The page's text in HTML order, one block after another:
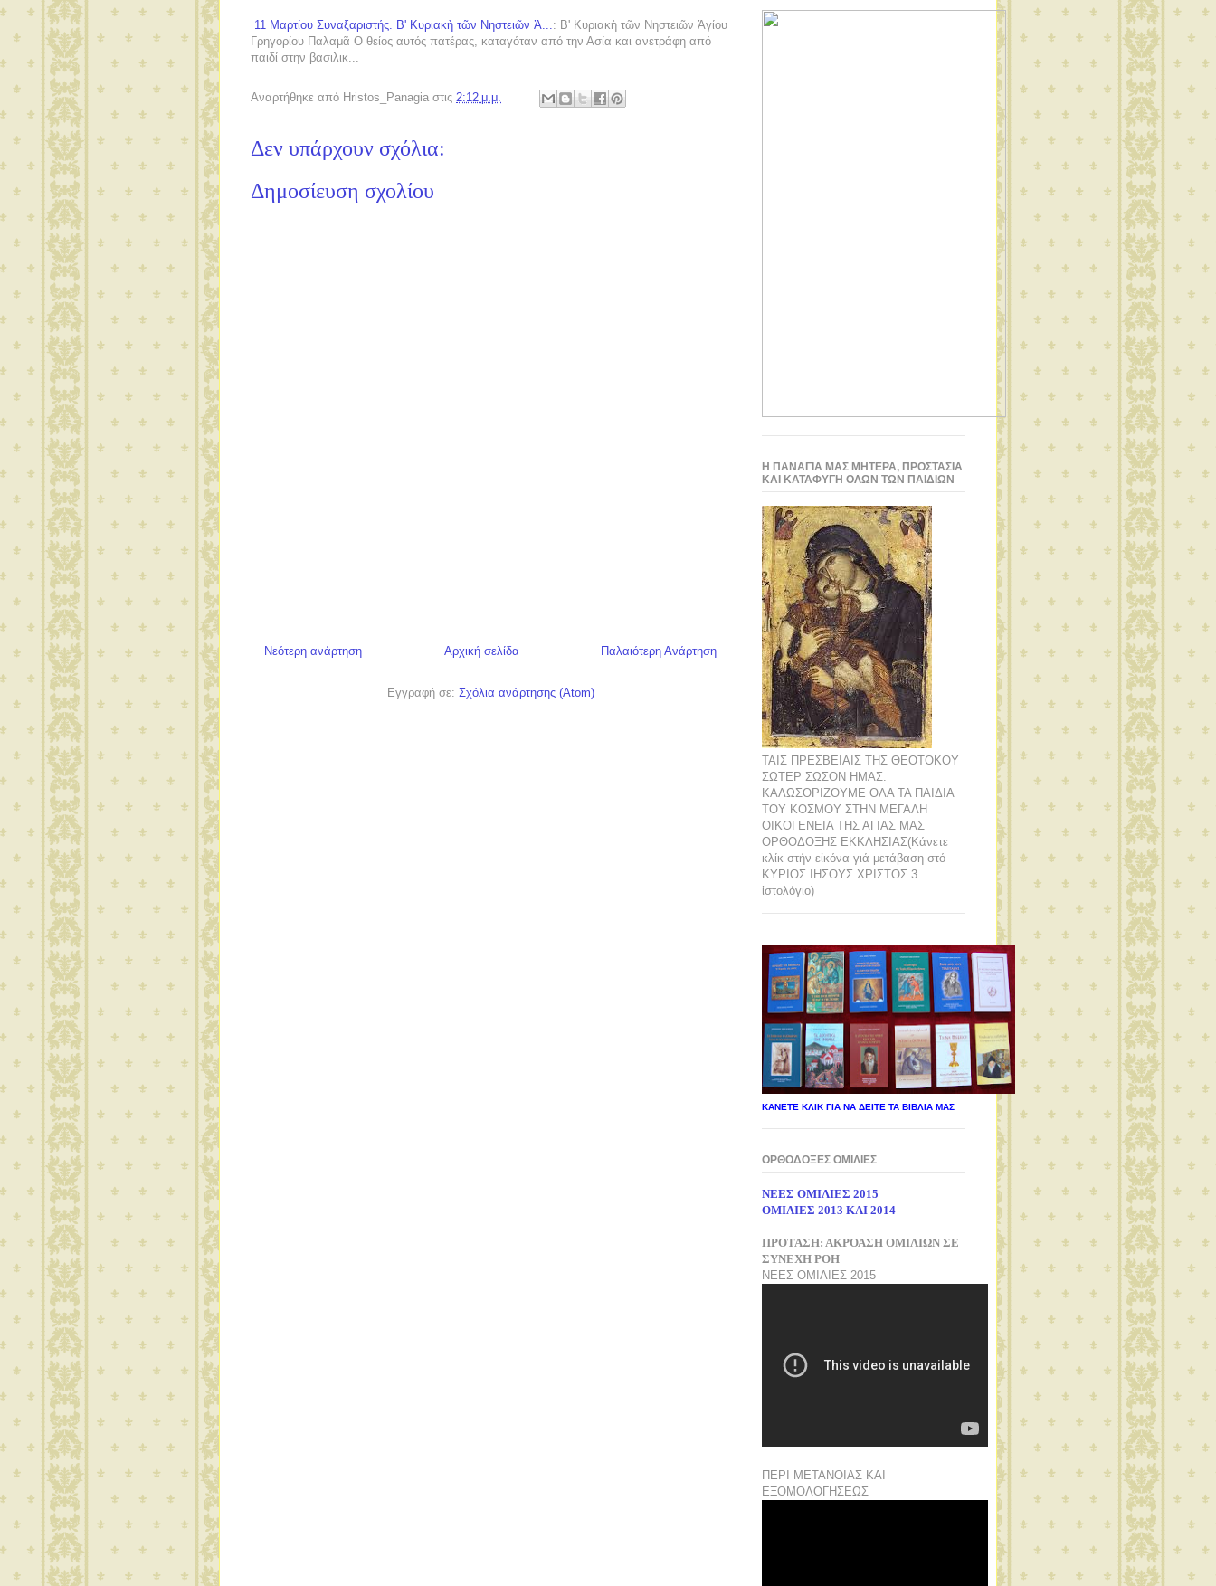
11 Μαρτίου Συναξαριστής. Β' Κυριακὴ τῶν Νηστειῶν Ἁ...: Β' Κυριακὴ τῶν Νηστειῶν Ἁγίου
Γρηγορίου Παλαμᾶ Ο θείος αυτός πατέρας, καταγόταν από την Ασία και ανετράφη από
παιδί στην βασιλικ...
Αναρτήθηκε από Hristos_Panagia στις 2:12 μ.μ.
Δεν υπάρχουν σχόλια:
Δημοσίευση σχολίου
Νεότερη ανάρτηση Παλαιότερη Ανάρτηση
Αρχική σελίδα
Εγγραφή σε: Σχόλια ανάρτησης (Atom)
Η ΠΑΝΑΓΙΑ ΜΑΣ ΜΗΤΕΡΑ, ΠΡΟΣΤΑΣΙΑ
ΚΑΙ ΚΑΤΑΦΥΓΗ ΟΛΩΝ ΤΩΝ ΠΑΙΔΙΩΝ
ΤΑΙΣ ΠΡΕΣΒΕΙΑΙΣ ΤΗΣ ΘΕΟΤΟΚΟΥ
ΣΩΤΕΡ ΣΩΣΟΝ ΗΜΑΣ.
ΚΑΛΩΣΟΡΙΖΟΥΜΕ ΟΛΑ ΤΑ ΠΑΙΔΙΑ
ΤΟΥ ΚΟΣΜΟΥ ΣΤΗΝ ΜΕΓΑΛΗ
ΟΙΚΟΓΕΝΕΙΑ ΤΗΣ ΑΓΙΑΣ ΜΑΣ
ΟΡΘΟΔΟΞΗΣ ΕΚΚΛΗΣΙΑΣ(Κάνετε
κλίκ στήν εἰκόνα γιά μετάβαση στό
ΚΥΡΙΟΣ ΙΗΣΟΥΣ ΧΡΙΣΤΟΣ 3
ἱστολόγιο)
ΚΑΝΕΤΕ ΚΛΙΚ ΓΙΑ ΝΑ ΔΕΙΤΕ ΤΑ ΒΙΒΛΙΑ ΜΑΣ
ΟΡΘΟΔΟΞΕΣ ΟΜΙΛΙΕΣ
ΝΕΕΣ ΟΜΙΛΙΕΣ 2015
ΟΜΙΛΙΕΣ 2013 ΚΑΙ 2014
ΠΡΟΤΑΣΗ: ΑΚΡΟΑΣΗ ΟΜΙΛΙΩΝ ΣΕ
ΣΥΝΕΧΗ ΡΟΗ
ΝΕΕΣ ΟΜΙΛΙΕΣ 2015
ΠΕΡΙ ΜΕΤΑΝΟΙΑΣ ΚΑΙ
ΕΞΟΜΟΛΟΓΗΣΕΩΣ